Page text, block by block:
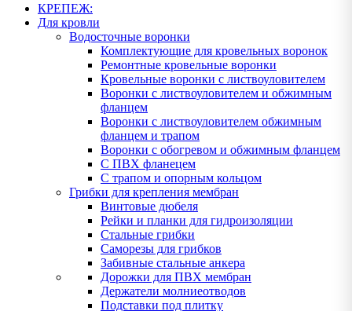
КРЕПЕЖ:
Для кровли
Водосточные воронки
Комплектующие для кровельных воронок
Ремонтные кровельные воронки
Кровельные воронки с листвоуловителем
Воронки с листвоуловителем и обжимным
фланцем
Воронки с листвоуловителем обжимным
фланцем и трапом
Воронки с обогревом и обжимным фланцем
С ПВХ фланецем
С трапом и опорным кольцом
Грибки для крепления мембран
Винтовые дюбеля
Рейки и планки для гидроизоляции
Стальные грибки
Саморезы для грибков
Забивные стальные анкера
Дорожки для ПВХ мембран
Держатели молниеотводов
Подставки под плитку